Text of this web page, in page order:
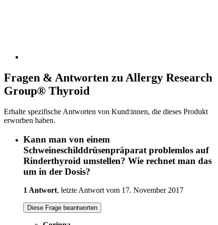
Fragen & Antworten zu Allergy Research
Group® Thyroid
Erhalte spezifische Antworten von Kund:innen, die dieses Produkt
erworben haben.
Kann man von einem
Schweineschilddrüsenpräparat problemlos auf
Rinderthyroid umstellen? Wie rechnet man das
um in der Dosis?
1 Antwort, letzte Antwort vom 17. November 2017
Diese Frage beantworten